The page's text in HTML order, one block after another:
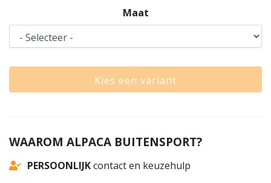
Maat
Kies een variant
WAAROM ALPACA BUITENSPORT?
PERSOONLIJKcontact en keuzehulp